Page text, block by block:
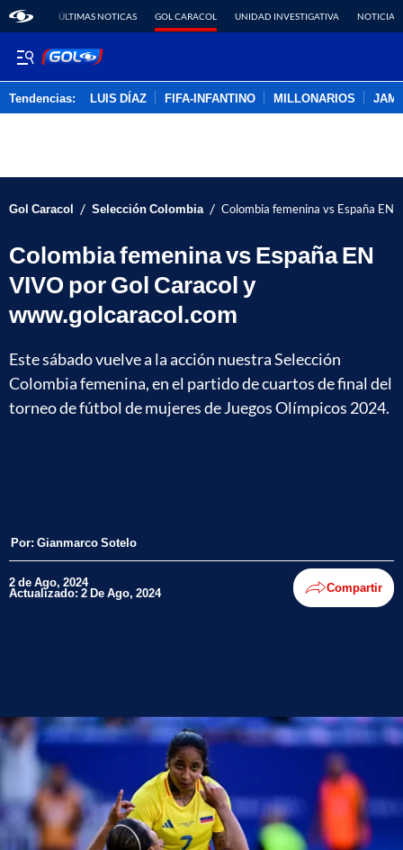
ÚLTIMAS NOTICAS GOL CARACOL UNIDAD INVESTIGATIVA NOTICIAS
Tendencias: LUIS DÍAZ FIFA-INFANTINO MILLONARIOS
Gol Caracol / Selección Colombia / Colombia femenina vs España EN
Colombia femenina vs España EN
VIVO por Gol Caracol y
www.golcaracol.com
Este sábado vuelve a la acción nuestra Selección
Colombia femenina, en el partido de cuartos de final del
torneo de fútbol de mujeres de Juegos Olímpicos 2024.
Por: Gianmarco Sotelo
2 de Ago, 2024
Actualizado: 2 De Ago, 2024 Compartir